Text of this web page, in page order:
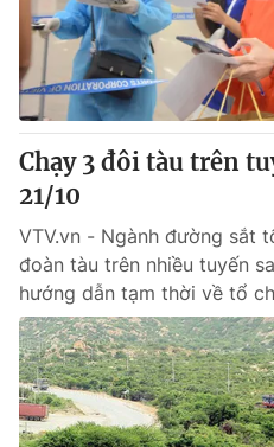
Chạy 3 đôi tàu trên
21/10
VTV.vn - Ngành đường sắt
đoàn tàu trên nhiều tuyến
hướng dẫn tạm thời về tổ